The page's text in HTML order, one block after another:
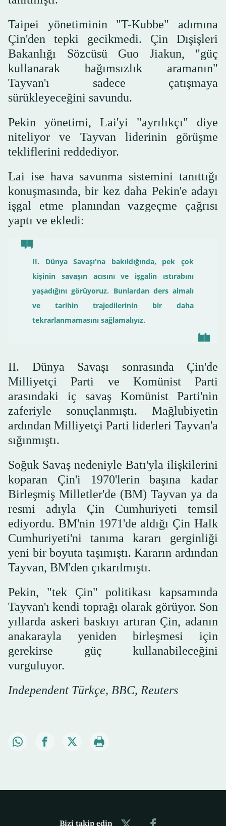
Taipei yönetiminin "T-Kubbe" adımına
Çin'den tepki gecikmedi. Çin Dışişleri
Bakanlığı Sözcüsü Guo Jiakun, "güç
kullanarak bağımsızlık aramanın"
Tayvan'ı sadece çatışmaya
sürükleyeceğini savundu.
Pekin yönetimi, Lai'yi "ayrılıkçı" diye
niteliyor ve Tayvan liderinin görüşme
tekliflerini reddediyor.
Lai ise hava savunma sistemini tanıttığı
konuşmasında, bir kez daha Pekin'e adayı
işgal etme planından vazgeçme çağrısı
yaptı ve ekledi:
II. Dünya Savaşı'na bakıldığında, pek çok
kişinin savaşın acısını ve işgalin ıstırabını
yaşadığını görüyoruz. Bunlardan ders almalı
ve tarihin trajedilerinin bir daha
tekrarlanmamasını sağlamalıyız.
II. Dünya Savaşı sonrasında Çin'de
Milliyetçi Parti ve Komünist Parti
arasındaki iç savaş Komünist Parti'nin
zaferiyle sonuçlanmıştı. Mağlubiyetin
ardından Milliyetçi Parti liderleri Tayvan'a
sığınmıştı.
Soğuk Savaş nedeniyle Batı'yla ilişkilerini
koparan Çin'i 1970'lerin başına kadar
Birleşmiş Milletler'de (BM) Tayvan ya da
resmi adıyla Çin Cumhuriyeti temsil
ediyordu. BM'nin 1971'de aldığı Çin Halk
Cumhuriyeti'ni tanıma kararı gerginliği
yeni bir boyuta taşımıştı. Kararın ardından
Tayvan, BM'den çıkarılmıştı.
Pekin, "tek Çin" politikası kapsamında
Tayvan'ı kendi toprağı olarak görüyor. Son
yıllarda askeri baskıyı artıran Çin, adanın
anakarayla yeniden birleşmesi için
gerekirse güç kullanabileceğini
vurguluyor.
Independent Türkçe, BBC, Reuters
Bizi takip edin